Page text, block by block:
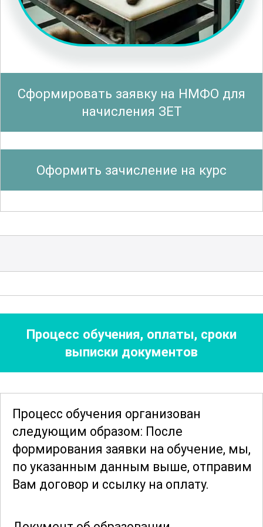
Важным элементом обучения станет
изучение принципов работы с
различными видами оборудования, что
задач.
Этот курс также предоставляет ценную
информацию опроизводственных
процессахи методах оптимизации
работы, что поможет вам повысить
Программа рассчитана на 300
академических часов, что позволяет
тщательно и глубоко изучить все
знания и навыки, что значительно
повысит вашу компетентность и
профессиональный уровень.
Обучение по данной программе
Сформировать заявку на НМФО для
начисления ЗЕТ
Оформить зачисление на курс
Процесс обучения, оплаты, сроки
выписки документов
Процесс обучения организован
следующим образом: После
формирования заявки на обучение, мы,
по указанным данным выше, отправим
Вам договор и ссылку на оплату.